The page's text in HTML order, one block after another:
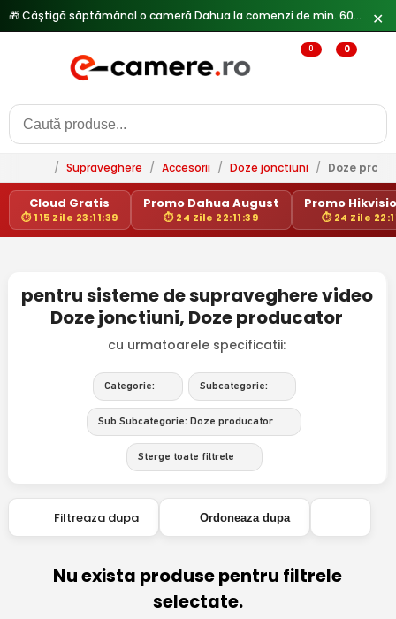
🎁 Câștigă săptămânal o cameră Dahua la comenzi de min. 600 lei — ✕
0 0
/ Supraveghere / Accesorii / Doze jonctiuni / Doze
Cloud Gratis
⏱ 115 Zile 23:11:39
Promo Dahua August
⏱ 24 Zile 22:11:39
Promo
⏱ 24 Zile
pentru sisteme de supraveghere video
Doze jonctiuni, Doze producator
cu urmatoarele specificatii:
Categorie: Subcategorie:
Sub Subcategorie: Doze producator
Sterge toate filtrele
Filtreaza dupa Ordoneaza dupa
Nu exista produse pentru filtrele
selectate.